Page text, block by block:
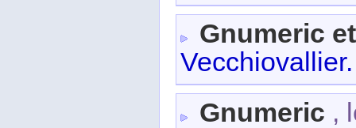
Gnumeric
Vecchiovallier.
Gnumeric ,